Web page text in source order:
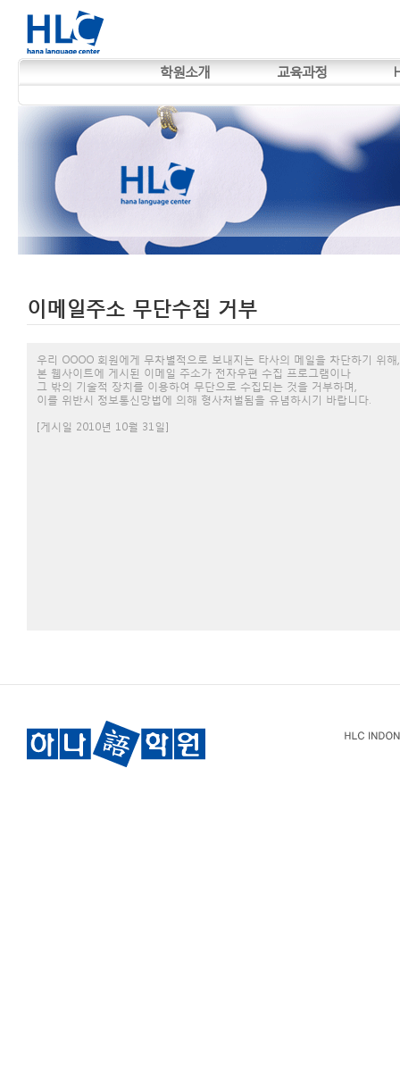
학원소개 교육과정
이메일주소 무단수집 거부
우리 OOOO 회원에게 무차별적으로 보내지는 타사의 메일을 차단하기 위해,
본 웹사이트에 게시된 이메일 주소가 전자우편 수집 프로그램이나
그 밖의 기술적 장치를 이용하여 무단으로 수집되는 것을 거부하며,
이를 위반시 정보통신망법에 의해 형사처벌됨을 유념하시기 바랍니다.
[게시일 2010년 10월 31일]